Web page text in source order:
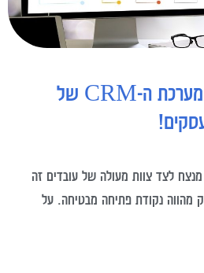
תוכנה לניהול העסק: מערכת ה-CRM של
לצד צוות מעולה של עובדים זה
מהווה נקודת פתיחה מבטיחה. על